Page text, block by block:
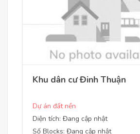
Khu dân cư Đinh Thuận
Dự án đất nền
Diện tích: Đang cập nhật
Số Blocks: Đang cập nhật